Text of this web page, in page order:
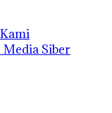
Media Siber